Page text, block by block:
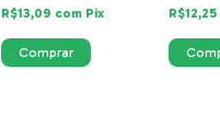
R$13,09 com Pix R$12,25